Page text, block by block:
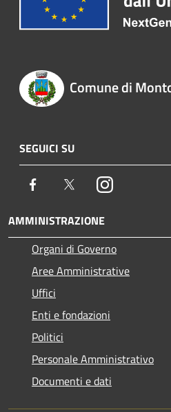
Comune di
SEGUICI SU
Facebook TwitterInstagram
AMMINISTRAZIONE
Organi di Governo
Aree Amministrative
Uffici
Enti e fondazioni
Politici
Personale Amministrativo
Documenti e dati